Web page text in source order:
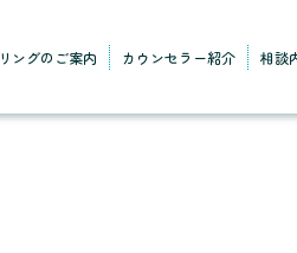
ングのご案内 カウンセラー紹介 相談